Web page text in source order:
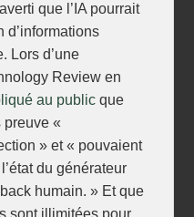
que l’IA pourrait
d’informations
Lors d’une
Review en
au public que
preuve «
» et « pouvaient
du générateur
humain. » Et que